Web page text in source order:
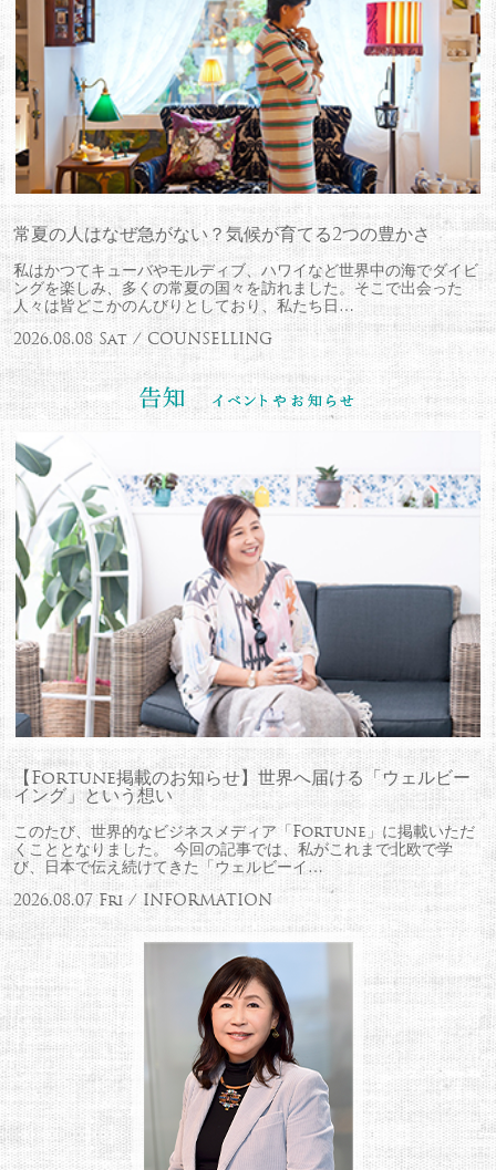
常夏の人はなぜ急がない？気候が育てる2つの豊かさ
私はかつてキューバやモルディブ、ハワイなど世界中の海でダイビ
ングを楽しみ、多くの常夏の国々を訪れました。そこで出会った
人々は皆どこかのんびりとしており、私たち日…
2026.08.08 Sat / COUNSELLING
【Fortune掲載のお知らせ】世界へ届ける「ウェルビー
イング」という想い
このたび、世界的なビジネスメディア「Fortune」に掲載いただ
くこととなりました。 今回の記事では、私がこれまで北欧で学
び、日本で伝え続けてきた「ウェルビーイ…
2026.08.07 Fri / INFORMATION